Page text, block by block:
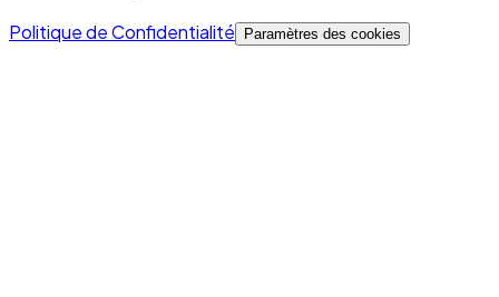
Politique de Confidentialité Paramètres des cookies